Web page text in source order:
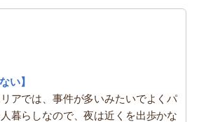
い】
アでは、事件が多いみたいでよくパ
暮らしなので、夜は近くを出歩かな